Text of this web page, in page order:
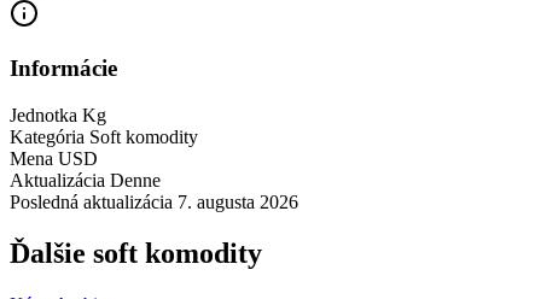
Informácie
Jednotka Kg
Kategória Soft komodity
Mena USD
Aktualizácia Denne
Posledná aktualizácia 7. augusta 2026
Ďalšie soft komodity